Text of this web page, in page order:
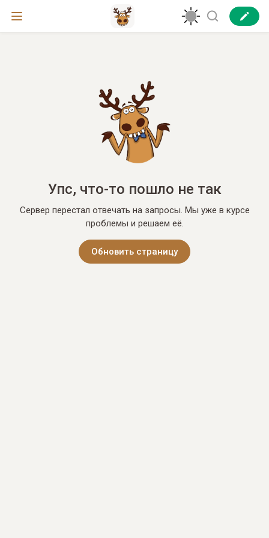
Упс, что-то пошло не так
Сервер перестал отвечать на запросы. Мы уже в курсе
проблемы и решаем её.
Обновить страницу